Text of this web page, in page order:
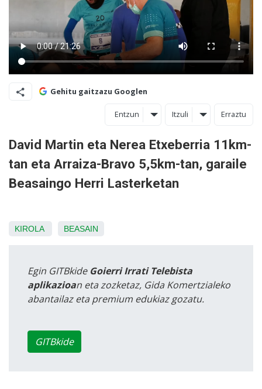
Gehitu gaitzazu Googlen
Entzun Itzuli Erraztu
David Martin eta Nerea Etxeberria 11km-
tan eta Arraiza-Bravo 5,5km-tan, garaile
Beasaingo Herri Lasterketan
KIROLA BEASAIN
Egin GITBkide Goierri Irrati Telebista
aplikazioan eta zozketaz, Gida Komertzialeko
abantailaz eta premium edukiaz gozatu.
GITBkide